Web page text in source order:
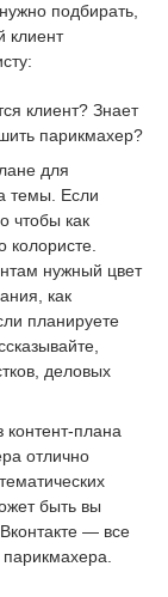
подбирать,
клиент
клиент? Знает
парикмахер?
для
темы. Если
чтобы как
нужный цвет
как
планируете
деловых
контент-плана
отлично
быть вы
— все